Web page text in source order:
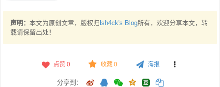
声明： 本文为原创文章，版权归 lsh4ck's Blog所有，欢迎分享本文，转
载请保留出处！
点赞 0 收藏 0 海报
分享到：